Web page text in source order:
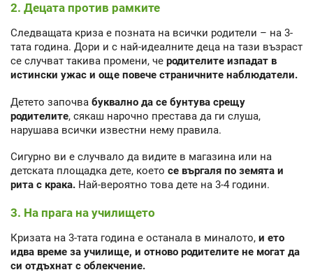
2. Децата против рамките
Следващата криза е позната на всички родители – на 3-
тата година. Дори и с най-идеалните деца на тази възраст
се случват такива промени, че родителите изпадат в
истински ужас и още повече страничните наблюдатели.
Детето започва буквално да се бунтува срещу
родителите, сякаш нарочно престава да ги слуша,
нарушава всички известни нему правила.
Сигурно ви е случвало да видите в магазина или на
детската площадка дете, което се въргаля по земята и
рита с крака. Най-вероятно това дете на 3-4 години.
3. На прага на училището
Кризата на 3-тата година е останала в миналото, и ето
идва време за училище, и отново родителите не могат да
си отдъхнат с облекчение.